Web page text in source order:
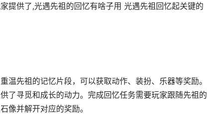
提供了,光遇先祖的回忆有啥子用 光遇先祖回忆起关键的
温先祖的记忆片段，可以获取动作、装扮、乐器等奖励。
了寻觅和成长的动力。完成回忆任务需要玩家跟随先祖的
像并解开对应的奖励。